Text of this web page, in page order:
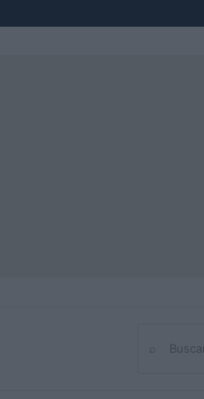
Buscar